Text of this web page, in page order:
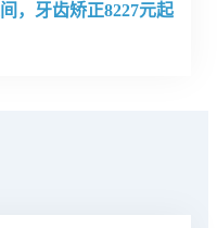
，牙齿矫正8227元起